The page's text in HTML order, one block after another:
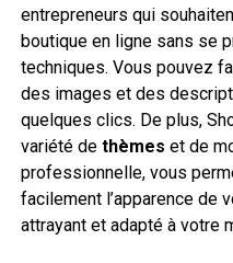
entrepreneurs qui
boutique en ligne sans se
techniques. Vous pouvez
des images et des
quelques clics. De plus,
variété de thèmes et de
professionnelle, vous
facilement l’apparence de
attrayant et adapté à votre